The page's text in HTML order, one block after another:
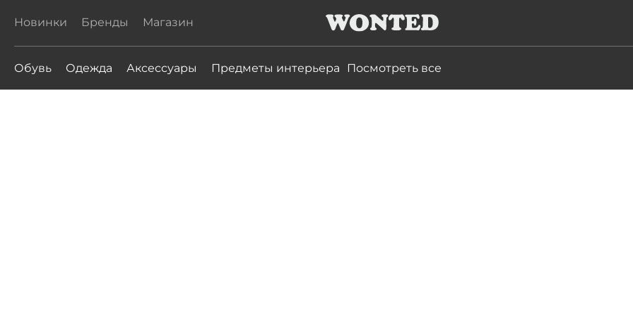
Новинки Бренды Магазин
Обувь Одежда Аксессуары Предметы интерьера Посмотреть все